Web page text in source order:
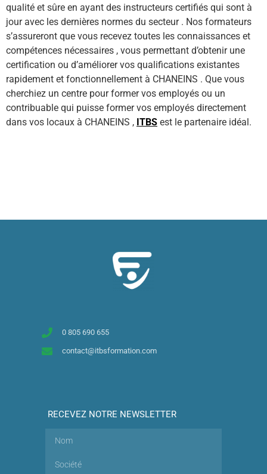
qualité et sûre en ayant des instructeurs certifiés qui sont à
jour avec les dernières normes du secteur . Nos formateurs
s’assureront que vous recevez toutes les connaissances et
compétences nécessaires , vous permettant d’obtenir une
certification ou d’améliorer vos qualifications existantes
rapidement et fonctionnellement à CHANEINS . Que vous
cherchiez un centre pour former vos employés ou un
contribuable qui puisse former vos employés directement
dans vos locaux à CHANEINS , ITBS est le partenaire idéal.
0 805 690 655
contact@itbsformation.com
RECEVEZ NOTRE NEWSLETTER